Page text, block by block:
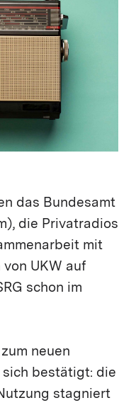
das Bundesamt
die Privatradios
mit
UKW auf
schon im
neuen
sich bestätigt: die
stagniert